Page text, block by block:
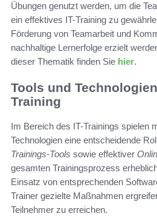
Übungen genutzt werden, um die
ein effektives IT-Training zu
Förderung von Teamarbeit und
nachhaltige Lernerfolge erzielt
dieser Thematik finden Sie hier.
Tools und
Training
Im Bereich des IT-Trainings spielen
Technologien eine entscheidende
Trainings-Tools sowie effektiver
gesamten Trainingsprozess
Einsatz von entsprechenden
Trainer gezielte Maßnahmen
Teilnehmer zu erreichen.